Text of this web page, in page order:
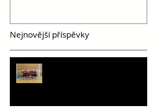
Nejnovější příspěvky